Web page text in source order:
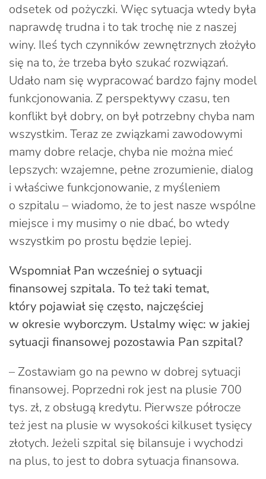
odsetek od pożyczki. Więc sytuacja wtedy była
naprawdę trudna i to tak trochę nie z naszej
winy. Ileś tych czynników zewnętrznych złożyło
się na to, że trzeba było szukać rozwiązań.
Udało nam się wypracować bardzo fajny model
funkcjonowania. Z perspektywy czasu, ten
konflikt był dobry, on był potrzebny chyba nam
wszystkim. Teraz ze związkami zawodowymi
mamy dobre relacje, chyba nie można mieć
lepszych: wzajemne, pełne zrozumienie, dialog
i właściwe funkcjonowanie, z myśleniem
o szpitalu – wiadomo, że to jest nasze wspólne
miejsce i my musimy o nie dbać, bo wtedy
wszystkim po prostu będzie lepiej.
Wspomniał Pan wcześniej o sytuacji
finansowej szpitala. To też taki temat,
który pojawiał się często, najczęściej
w okresie wyborczym. Ustalmy więc: w jakiej
sytuacji finansowej pozostawia Pan szpital?
– Zostawiam go na pewno w dobrej sytuacji
finansowej. Poprzedni rok jest na plusie 700
tys. zł, z obsługą kredytu. Pierwsze półrocze
też jest na plusie w wysokości kilkuset tysięcy
złotych. Jeżeli szpital się bilansuje i wychodzi
na plus, to jest to dobra sytuacja finansowa.